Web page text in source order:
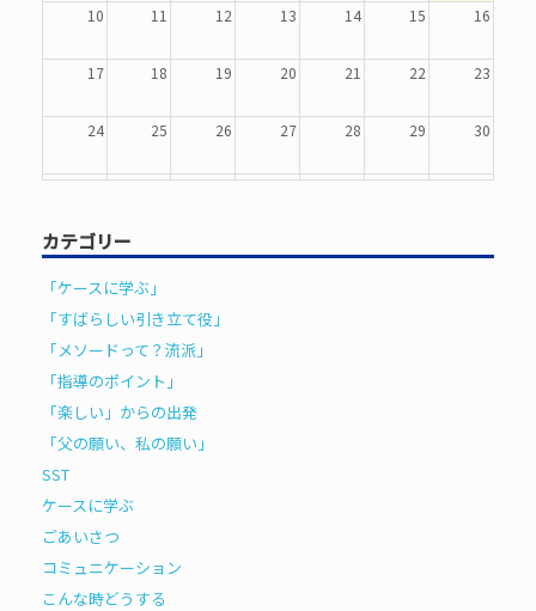
10
11 12 13 14 15 16
17 18 19 20 21 22 23
24 25 26 27 28 29 30
31 1 2 3 4 5 6
カテゴリー
「ケースに学ぶ」
「すばらしい引き立て役」
「メソードって？流派」
「指導のポイント」
「楽しい」からの出発
「父の願い、私の願い」
SST
ケースに学ぶ
ごあいさつ
コミュニケーション
こんな時どうする